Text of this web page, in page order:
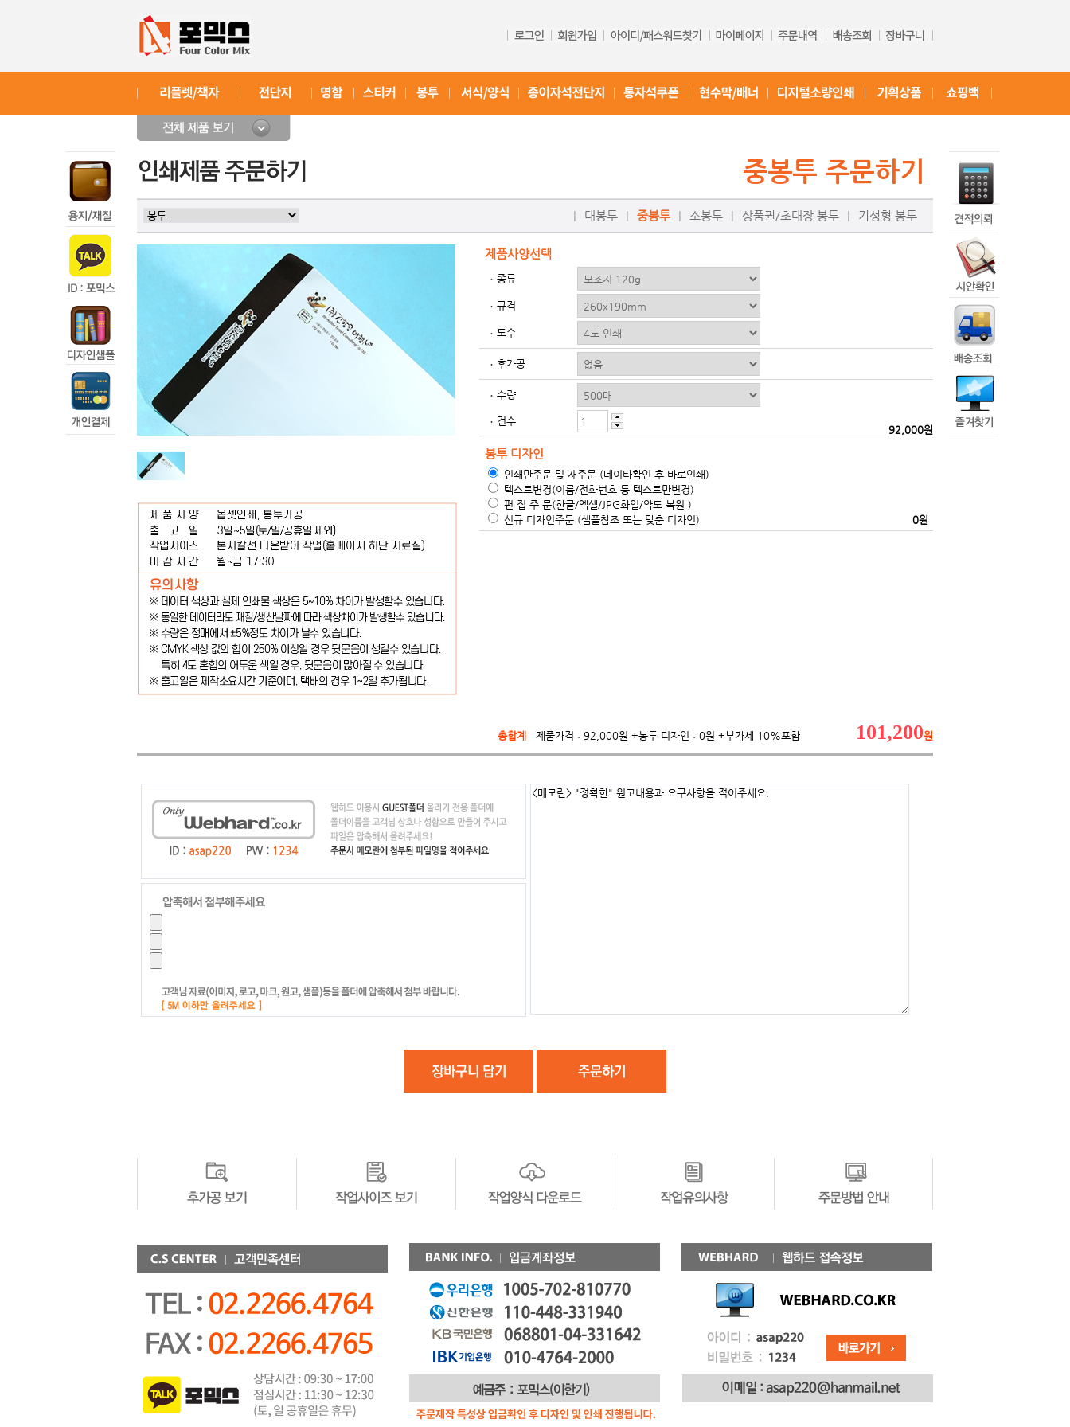
대봉투 중봉투 소봉투 상품권/초대장 봉투 기성형 봉투
제품사양선택
종류
규격
도수
후가공
수량
건수
92,000원
봉투 디자인
인쇄만주문 및 재주문 (데이타확인 후 바로인쇄)
텍스트변경(이름/전화번호 등 텍스트만변경)
편 집 주 문(한글/엑셀/JPG화일/약도 복원 )
신규 디자인주문 (샘플참조 또는 맞춤 디자인)
0원
총합계 제품가격 : 92,000원 +봉투 디자인 : 0원 +부가세 10%포함 101,200원
<메모란> "정확한" 원고내용과 요구사항을 적어주세요.